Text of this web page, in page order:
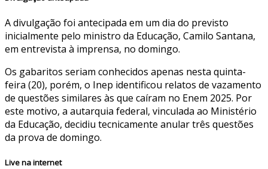
A divulgação foi antecipada em um dia do previsto
inicialmente pelo ministro da Educação, Camilo Santana,
em entrevista à imprensa, no domingo.
Os gabaritos seriam conhecidos apenas nesta quinta-
feira (20), porém, o Inep identificou relatos de vazamento
de questões similares às que caíram no Enem 2025. Por
este motivo, a autarquia federal, vinculada ao Ministério
da Educação, decidiu tecnicamente anular três questões
da prova de domingo.
Live na internet